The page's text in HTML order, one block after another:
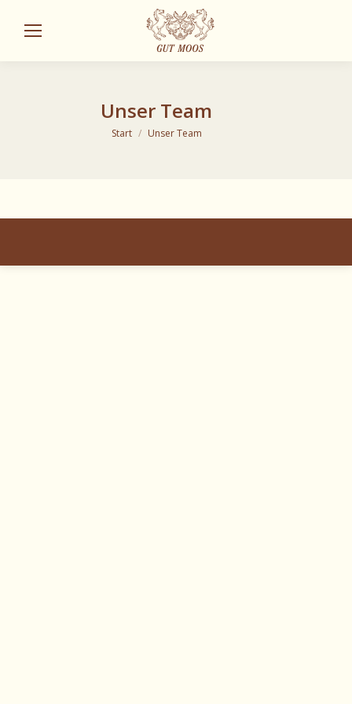
Unser Team
Sie befinden sich hier:
Start Unser Team